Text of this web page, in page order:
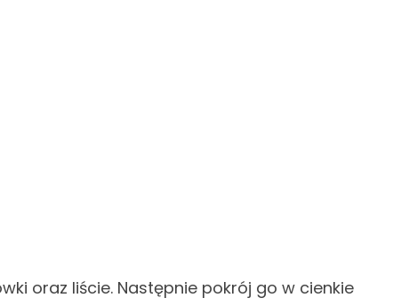
oraz liście. Następnie pokrój go w cienkie